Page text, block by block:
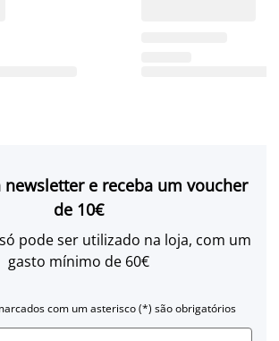
newsletter e receba um voucher
de 10€
pode ser utilizado na loja, com um
gasto mínimo de 60€
com um asterisco (*) são obrigatórios